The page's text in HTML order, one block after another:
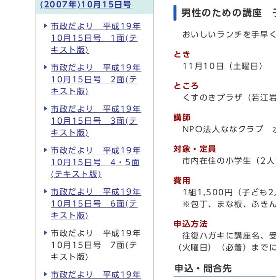
男性のための講座
おいしいランチを手早
とき
11月10日（土曜日）
ところ
くすのきプラザ（若江
講師
NPO法人ななクラブ
対象・定員
市内在住の小学生（2
費用
1組1,500円（子ども2
※包丁、まな板、ふきん
申込方法
往復ハガキに講座名、
（火曜日）（必着）まで
申込・問合先
(2007年)10月15日号
市政だより 平成19年
10月15日号 1面(テ
キスト版)
市政だより 平成19年
10月15日号 2面(テ
キスト版)
市政だより 平成19年
10月15日号 3面(テ
キスト版)
市政だより 平成19年
10月15日号 4・5面
(テキスト版)
市政だより 平成19年
10月15日号 6面(テ
キスト版)
市政だより 平成19年
10月15日号 7面(テ
キスト版)
市政だより 平成19年